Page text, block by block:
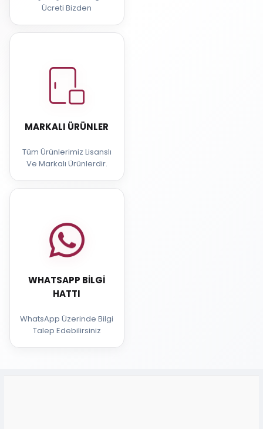
Ücreti Bizden
MARKALI ÜRÜNLER
Tüm Ürünlerimiz Lisanslı
Ve Markalı Ürünlerdir.
WHATSAPP BILGI
HATTI
WhatsApp Üzerinde Bilgi
Talep Edebilirsiniz